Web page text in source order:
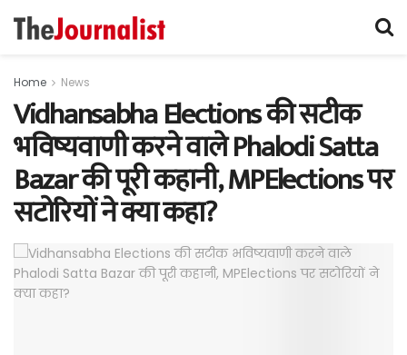
Home News
Vidhansabha Elections की सटीक
भविष्यवाणी करने वाले Phalodi Satta
Bazar की पूरी कहानी, MPElections पर
सटोरियों ने क्या कहा?